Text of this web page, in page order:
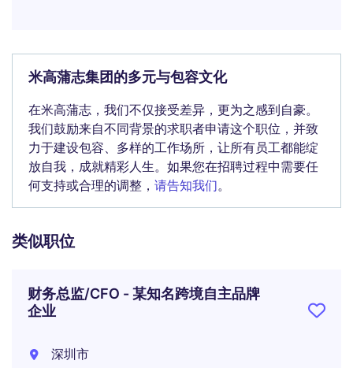
米高蒲志集团的多元与包容文化
在米高蒲志，我们不仅接受差异，更为之感到自豪。
我们鼓励来自不同背景的求职者申请这个职位，并致
力于建设包容、多样的工作场所，让所有员工都能绽
放自我，成就精彩人生。如果您在招聘过程中需要任
何支持或合理的调整， 请告知我们。
类似职位
财务总监/CFO - 某知名跨境自主品牌
企业
深圳市